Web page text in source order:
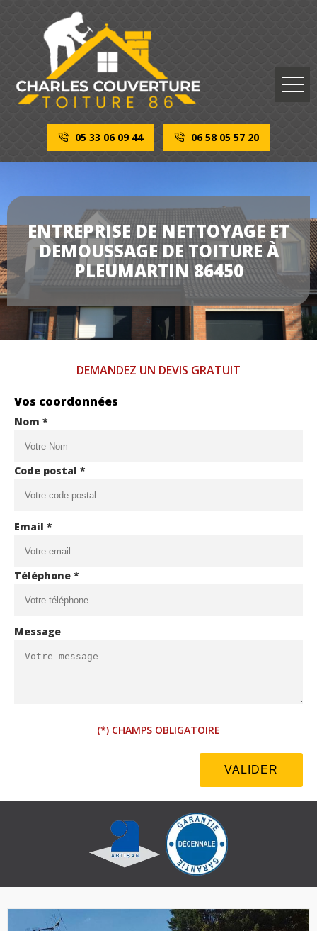
05 33 06 09 44 06 58 05 57 20
ENTREPRISE DE NETTOYAGE ET
DEMOUSSAGE DE TOITURE À
PLEUMARTIN 86450
DEMANDEZ UN DEVIS GRATUIT
Vos coordonnées
Nom *
Code postal *
Email *
Téléphone *
Message
(*) CHAMPS OBLIGATOIRE